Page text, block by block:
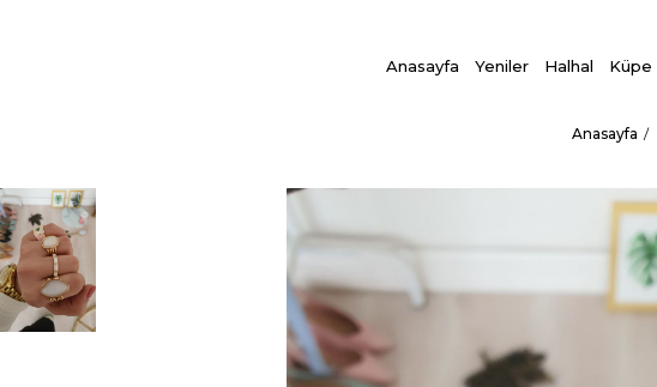
Anasayfa Yeniler Halhal Küpe
Anasayfa